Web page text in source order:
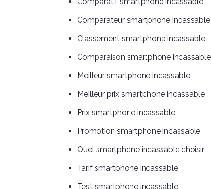
Comparatif smartphone incassable
Comparateur smartphone incassable
Classement smartphone incassable
Comparaison smartphone incassable
Meilleur smartphone incassable
Meilleur prix smartphone incassable
Prix smartphone incassable
Promotion smartphone incassable
Quel smartphone incassable choisir
Tarif smartphone incassable
Test smartphone incassable